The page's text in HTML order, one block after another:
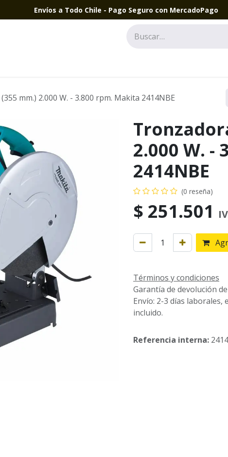
Envíos a Todo Chile - Pago Seguro con MercadoPago
mm.) 2.000 W. - 3.800 rpm. Makita 2414NBE
2.000 W. -
2414NBE
(0 reseña)
$ 251.501
Términos y condiciones
Garantía de devolución
Envío: 2-3 días laborales,
incluido.
Referencia interna: